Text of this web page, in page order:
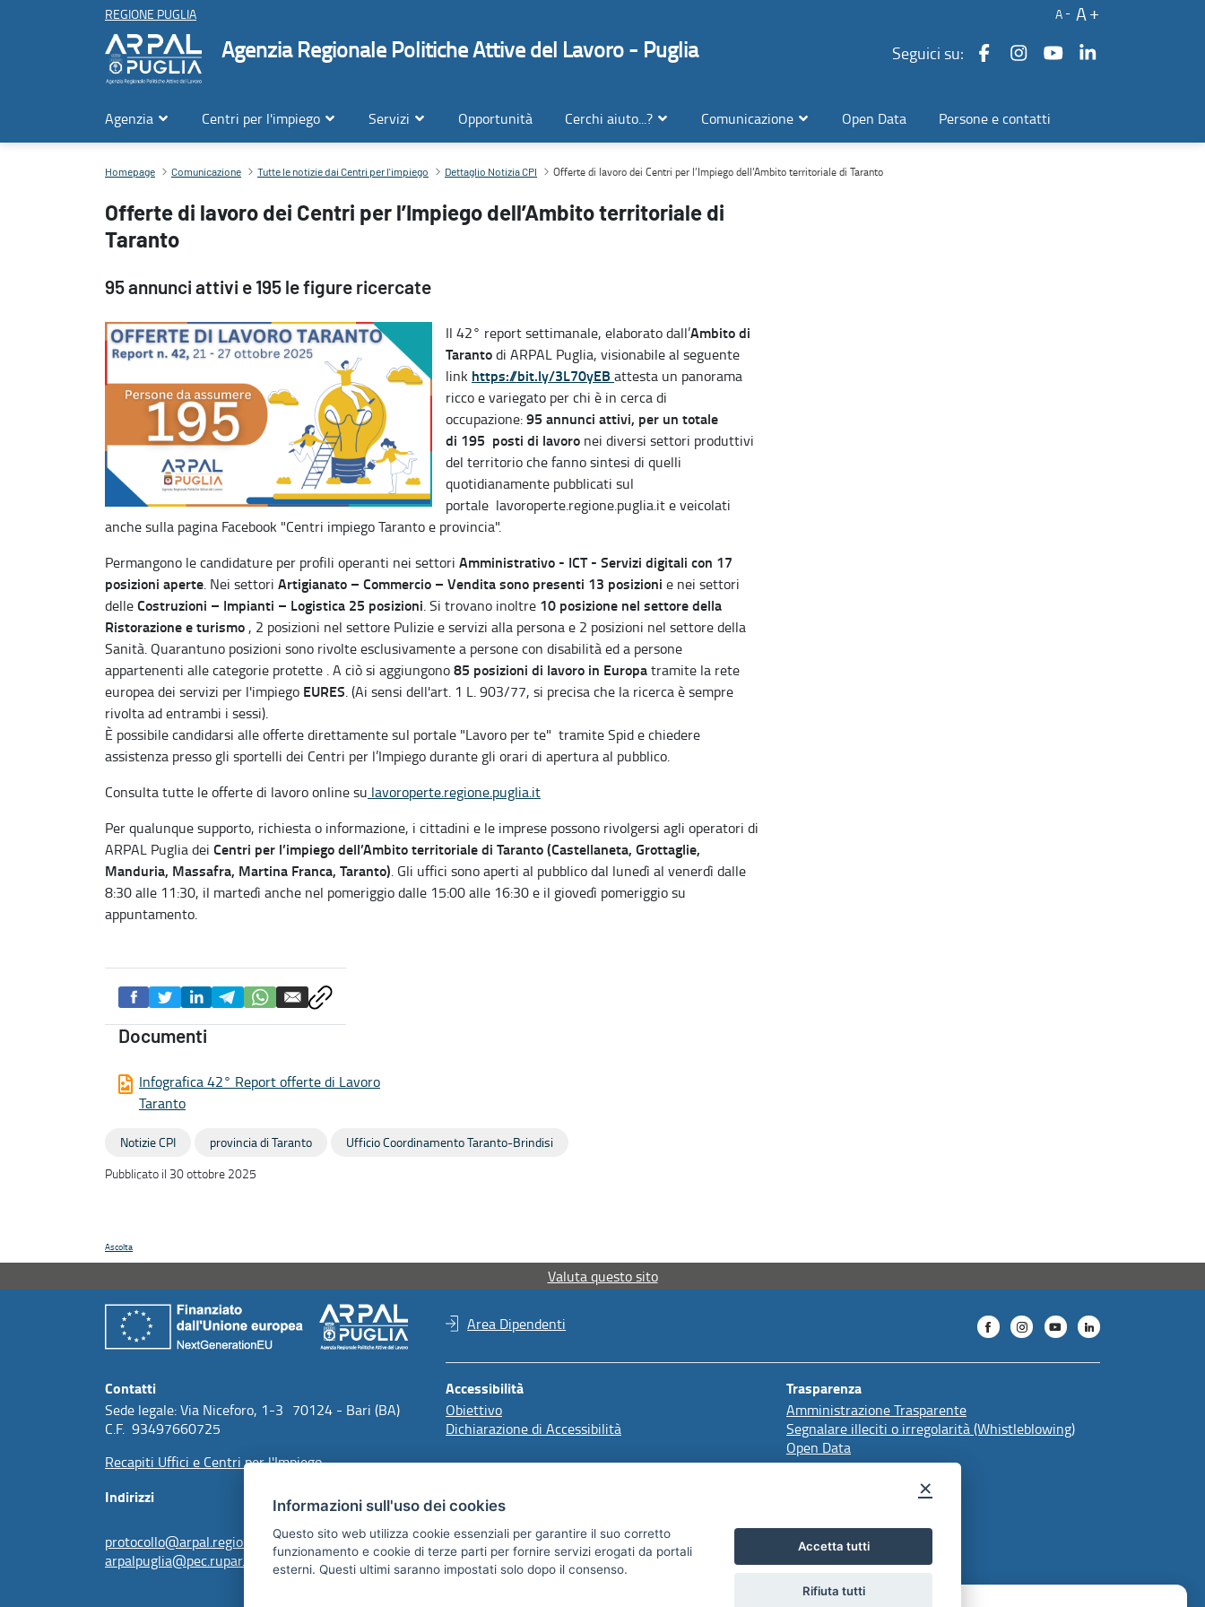
REGIONE PUGLIA A A
Agenzia Regionale Politiche Attive del Lavoro - Puglia Seguici su:
Agenzia Centri per l'impiego Servizi Opportunità Cerchi aiuto...? Comunicazione Open Data Persone e contatti
Offerte di lavoro dei Centri per l’Impiego dell’Ambito territoriale di Taranto
Homepage Comunicazione Tutte le notizie dai Centri per l'impiego Dettaglio Notizia CPI Offerte di lavoro dei Centri per l’Impiego dell’Ambito territoriale di Taranto
Offerte di lavoro dei Centri per l’Impiego dell’Ambito territoriale di
Taranto
95 annunci attivi e 195 le figure ricercate
Il 42° report settimanale, elaborato dall’Ambito di
Tarantodi ARPAL Puglia, visionabile al seguente
link https://bit.ly/3L70yEB attesta un panorama
ricco e variegato per chi è in cerca di
occupazione:95 annunci attivi, per un totale
di 195 posti di lavoro nei diversi settori produttivi
del territorio che fanno sintesi di quelli
quotidianamente pubblicati sul
portale lavoroperte.regione.puglia.it e veicolati
anche sulla pagina Facebook "Centri impiego Taranto e provincia".
Permangono le candidature per profili operanti nei settori Amministrativo - ICT - Servizi digitali con 17
posizioni aperte. Nei settori Artigianato – Commercio – Vendita sono presenti 13 posizioni e nei settori
delleCostruzioni – Impianti – Logistica 25 posizioni. Si trovano inoltre 10 posizione nel settore della
Ristorazione e turismo , 2 posizioni nel settore Pulizie e servizi alla persona e 2 posizioni nel settore della
Sanità. Quarantuno posizioni sono rivolte esclusivamente a persone con disabilità ed a persone
appartenenti alle categorie protette . A ciò si aggiungono85 posizioni di lavoro in Europatramite la rete
europea dei servizi per l'impiego EURES. (Ai sensi dell'art. 1 L. 903/77, si precisa che la ricerca è sempre
rivolta ad entrambi i sessi).
È possibile candidarsi alle offerte direttamente sul portale "Lavoro per te" tramite Spid e chiedere
assistenza presso gli sportelli dei Centri per l’Impiego durante gli orari di apertura al pubblico.
Consulta tutte le offerte di lavoro online su lavoroperte.regione.puglia.it
Per qualunque supporto, richiesta o informazione, i cittadini e le imprese possono rivolgersi agli operatori di
ARPAL Puglia dei Centri per l’impiego dell’Ambito territoriale di Taranto (Castellaneta, Grottaglie,
Manduria, Massafra, Martina Franca, Taranto). Gli uffici sono aperti al pubblico dal lunedì al venerdì dalle
8:30 alle 11:30, il martedì anche nel pomeriggio dalle 15:00 alle 16:30 e il giovedì pomeriggio su
appuntamento.
Documenti
Infografica 42° Report offerte di Lavoro
Taranto
Notizie CPI provincia di Taranto
Ufficio Coordinamento Taranto-Brindisi
Pubblicato il 30 ottobre 2025
Ascolta
Valuta questo sito
Area Dipendenti
Contatti
Sede legale: Via Niceforo, 1-3 70124 - Bari (BA)
C.F. 93497660725
Recapiti Uffici e Centri per l'Impiego
Accessibilità
Obiettivo
Dichiarazione di Accessibilità
Trasparenza
Amministrazione Trasparente
Segnalare illeciti o irregolarità (Whistleblowing)
Open Data
Indirizzi
protocollo@arpal.regione.puglia.it
arpalpuglia@pec.rupar.puglia.it
Redazione
Comunicazione Istituzionale
×
Informazioni sull'uso dei cookies
Questo sito web utilizza cookie essenziali per garantire il suo corretto
funzionamento e cookie di terze parti per fornire servizi erogati da portali
esterni. Questi ultimi saranno impostati solo dopo il consenso.
Accetta tutti
Rifiuta tutti